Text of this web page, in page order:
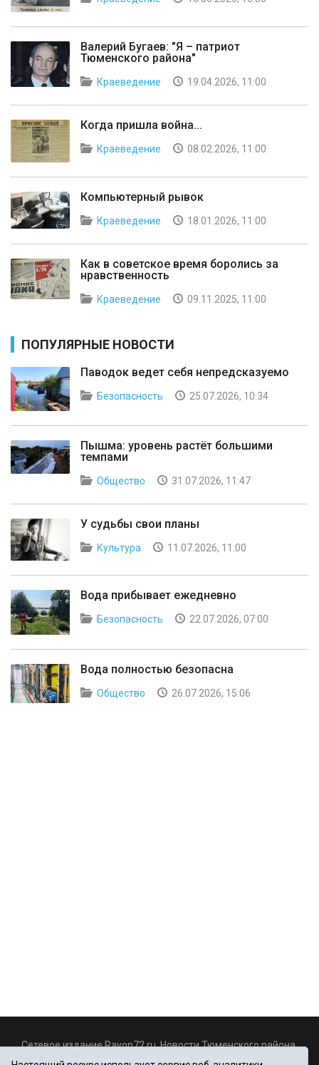
Валерий Бугаев: "Я – патриот
Тюменского района"
Краеведение 19.04.2026, 11:00
Когда пришла война...
Краеведение 08.02.2026, 11:00
Компьютерный рывок
Краеведение 18.01.2026, 11:00
Как в советское время боролись за
нравственность
Краеведение 09.11.2025, 11:00
ПОПУЛЯРНЫЕ НОВОСТИ
Паводок ведет себя непредсказуемо
Безопасность 25.07.2026, 10:34
Пышма: уровень растёт большими
темпами
Общество 31.07.2026, 11:47
У судьбы свои планы
Культура 11.07.2026, 11:00
Вода прибывает ежедневно
Безопасность 22.07.2026, 07:00
Вода полностью безопасна
Общество 26.07.2026, 15:06
Сетевое издание Rayon72.ru. Новости Тюменского района.
Rayon72@yandex.ru